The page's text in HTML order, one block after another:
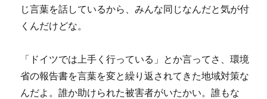
じ言葉を話しているから、みんな同じなんだと気が付
くんだけどな。
「ドイツでは上手く行っている」とか言ってさ、環境
省の報告書を言葉を変と繰り返されてきた地域対策な
んだよ。誰か助けられた被害者がいたかい。誰もな